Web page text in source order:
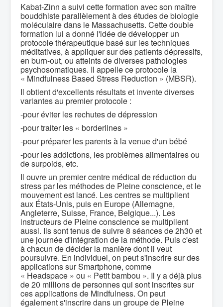
Kabat-Zinn a suivi cette formation avec son maître
bouddhiste parallèlement à des études de biologie
moléculaire dans le Massachusetts. Cette double
formation lui a donné l'idée de développer un
protocole thérapeutique basé sur les techniques
méditatives, à appliquer sur des patients dépressifs,
en burn-out, ou atteints de diverses pathologies
psychosomatiques. Il appelle ce protocole la
« Mindfulness Based Stress Reduction » (MBSR).
Il obtient d'excellents résultats et invente diverses
variantes au premier protocole :
-pour éviter les rechutes de dépression
-pour traiter les « borderlines »
-pour préparer les parents à la venue d'un bébé
-pour les addictions, les problèmes alimentaires ou
de surpoids, etc.
Il ouvre un premier centre médical de réduction du
stress par les méthodes de Pleine conscience, et le
mouvement est lancé. Les centres se multiplient
aux États-Unis, puis en Europe (Allemagne,
Angleterre, Suisse, France, Belgique...). Les
instructeurs de Pleine conscience se multiplient
aussi. Ils sont tenus de suivre 8 séances de 2h30 et
une journée d'intégration de la méthode. Puis c'est
à chacun de décider la manière dont il veut
poursuivre. En individuel, on peut s'inscrire sur des
applications sur Smartphone, comme
« Headspace » ou « Petit bambou ». Il y a déjà plus
de 20 millions de personnes qui sont inscrites sur
ces applications de Mindfulness. On peut
également s'inscrire dans un groupe de Pleine